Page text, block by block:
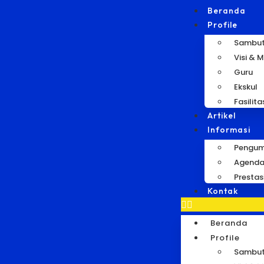
Beranda
Profile
Visi &
Guru
Ekskul
Artikel
Informasi
Agenda
Kontak
Beranda
Profile